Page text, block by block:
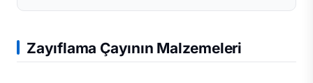
Zayıflama Çayının Malzemeleri